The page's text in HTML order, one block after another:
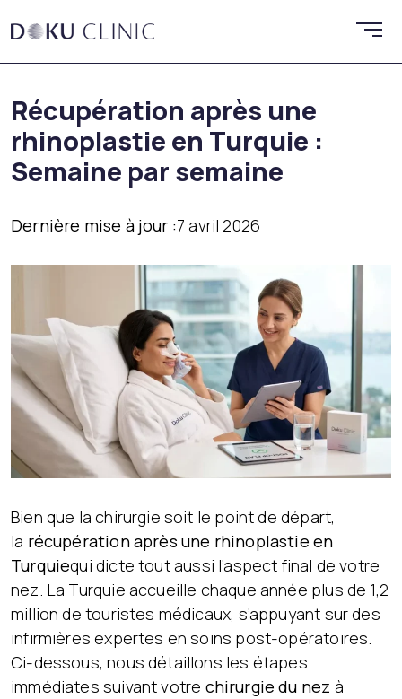
Récupération après une
rhinoplastie en Turquie :
Semaine par semaine
Dernière mise à jour :7 avril 2026
Bien que la chirurgie soit le point de départ,
la récupération après une rhinoplastie en
Turquiequi dicte tout aussi l’aspect final de votre
nez. La Turquie accueille chaque année plus de 1,2
million de touristes médicaux, s’appuyant sur des
infirmières expertes en soins post-opératoires.
Ci-dessous, nous détaillons les étapes
immédiates suivant votre chirurgie du nez à